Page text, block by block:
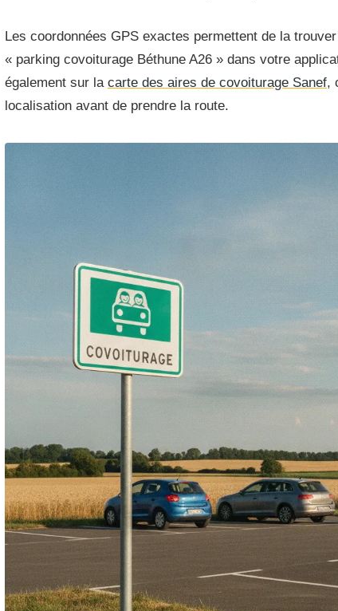
Les coordonnées GPS exactes permettent de la
« parking covoiturage Béthune A26 » dans votre
également sur la carte des aires de covoiturage Sanef,
localisation avant de prendre la route.